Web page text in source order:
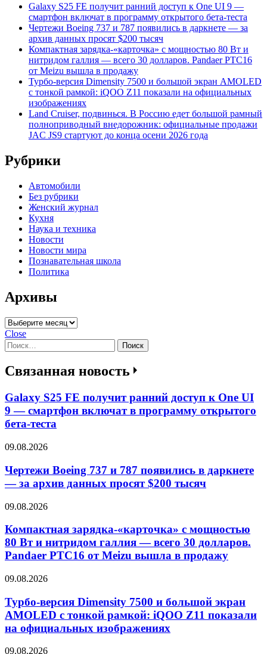
Galaxy S25 FE получит ранний доступ к One UI 9 —
смартфон включат в программу открытого бета-теста
Чертежи Boeing 737 и 787 появились в даркнете — за
архив данных просят $200 тысяч
Компактная зарядка-«карточка» с мощностью 80 Вт и
нитридом галлия — всего 30 долларов. Pandaer PTC16
от Meizu вышла в продажу
Турбо-версия Dimensity 7500 и большой экран AMOLED
с тонкой рамкой: iQOO Z11 показали на официальных
изображениях
Land Cruiser, подвинься. В Россию едет большой рамный
полноприводный внедорожник: официальные продажи
JAC JS9 стартуют до конца осени 2026 года
Рубрики
Автомобили
Без рубрики
Женский журнал
Кухня
Наука и техника
Новости
Новости мира
Познавательная школа
Политика
Архивы
Архивы
Close
Найти:
Связанная новость
Galaxy S25 FE получит ранний доступ к One UI
9 — смартфон включат в программу открытого
бета-теста
09.08.2026
Чертежи Boeing 737 и 787 появились в даркнете
— за архив данных просят $200 тысяч
09.08.2026
Компактная зарядка-«карточка» с мощностью
80 Вт и нитридом галлия — всего 30 долларов.
Pandaer PTC16 от Meizu вышла в продажу
09.08.2026
Турбо-версия Dimensity 7500 и большой экран
AMOLED с тонкой рамкой: iQOO Z11 показали
на официальных изображениях
09.08.2026